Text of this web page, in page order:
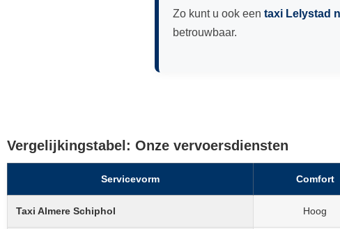
Zo kunt u ook een taxi Lelystad
betrouwbaar.
Vergelijkingstabel: Onze vervoersdiensten
Servicevorm Comfort
Taxi Almere Schiphol Hoog